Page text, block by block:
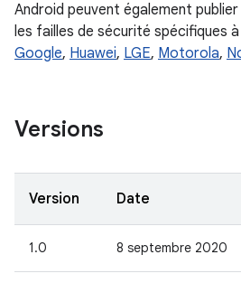
Android peuvent également
les failles de sécurité spécifiques
Google, Huawei, LGE, Motorola,
Versions
Version Date
1.0 8 septembre 2020